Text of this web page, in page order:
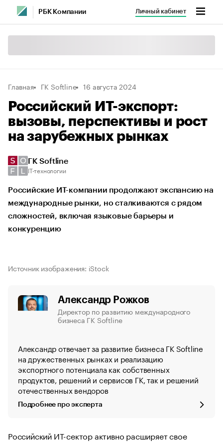
РБК Компании Личный кабинет
Главная ГК Softline 16 августа 2024
Российский ИТ-экспорт:
вызовы, перспективы и рост
на зарубежных рынках
ГК Softline
IT-технологии
Российские ИТ-компании продолжают экспансию на
международные рынки, но сталкиваются с рядом
сложностей, включая языковые барьеры и
конкуренцию
Источник изображения: iStock
Александр Рожков
Директор по развитию международного
бизнеса ГК Softline
Александр отвечает за развитие бизнеса ГК Softline
на дружественных рынках и реализацию
экспортного потенциала как собственных
продуктов, решений и сервисов ГК, так и решений
отечественных вендоров
Подробнее про эксперта
Российский ИТ-сектор активно расширяет свое